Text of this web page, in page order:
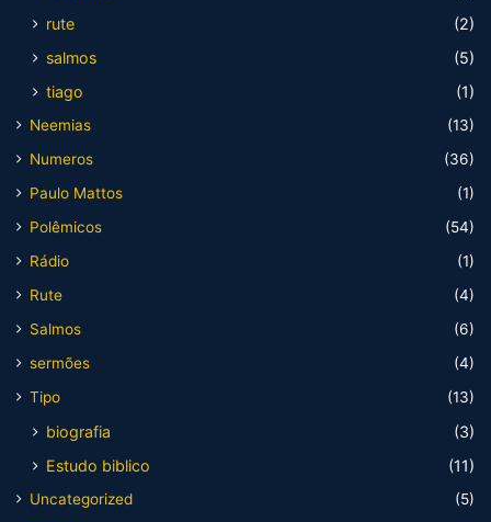
rute
(2)
salmos
(5)
tiago
(1)
Neemias
(13)
Numeros
(36)
Paulo Mattos
(1)
Polêmicos
(54)
Rádio
(1)
Rute
(4)
Salmos
(6)
sermões
(4)
Tipo
(13)
biografia
(3)
Estudo biblico
(11)
Uncategorized
(5)